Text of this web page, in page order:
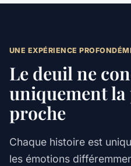
UNE EXPÉRIENCE
Le deuil ne
uniquement la
proche
Chaque histoire est
les émotions